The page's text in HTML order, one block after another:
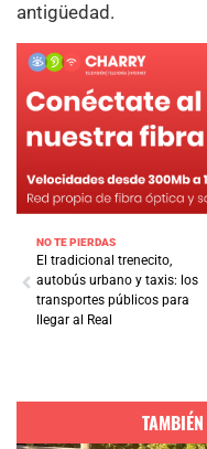
antigüedad.
NO TE PIERDAS
El tradicional trenecito,
autobús urbano y taxis: los
transportes públicos para
llegar al Real